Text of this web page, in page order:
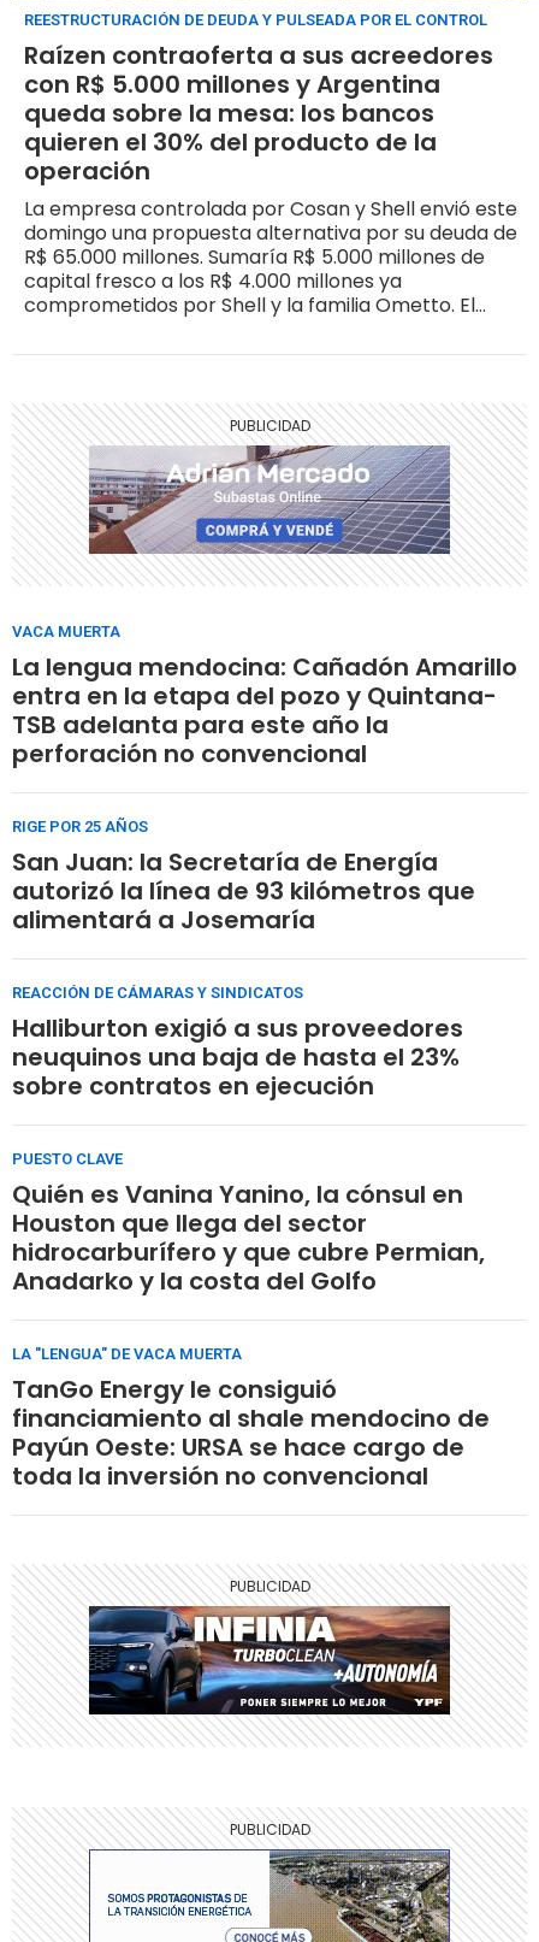
REESTRUCTURACIÓN DE DEUDA Y PULSEADA POR EL CONTROL
Raízen contraoferta a sus acreedores
con R$ 5.000 millones y Argentina
queda sobre la mesa: los bancos
quieren el 30% del producto de la
operación
La empresa controlada por Cosan y Shell envió este
domingo una propuesta alternativa por su deuda de
R$ 65.000 millones. Sumaría R$ 5.000 millones de
capital fresco a los R$ 4.000 millones ya
comprometidos por Shell y la familia Ometto. El
Mercuria forma parte de la disputa: los bancos
VACA MUERTA
La lengua mendocina: Cañadón Amarillo
entra en la etapa del pozo y Quintana-
TSB adelanta para este año la
perforación no convencional
RIGE POR 25 AÑOS
San Juan: la Secretaría de Energía
autorizó la línea de 93 kilómetros que
alimentará a Josemaría
REACCIÓN DE CÁMARAS Y SINDICATOS
Halliburton exigió a sus proveedores
neuquinos una baja de hasta el 23%
sobre contratos en ejecución
PUESTO CLAVE
Quién es Vanina Yanino, la cónsul en
Houston que llega del sector
hidrocarburífero y que cubre Permian,
Anadarko y la costa del Golfo
LA "LENGUA" DE VACA MUERTA
TanGo Energy le consiguió
financiamiento al shale mendocino de
Payún Oeste: URSA se hace cargo de
toda la inversión no convencional